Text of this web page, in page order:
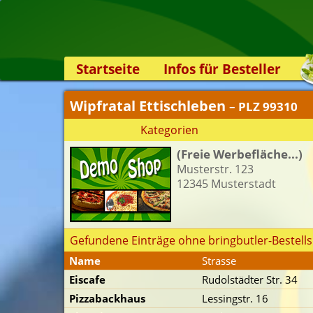
Startseite
Infos für Besteller
Lieferservice-App
Weiterempfehlen
Newsletter
Sicherheit
Kontakt
Wipfratal Ettischleben – PLZ 99310
Kategorien
(Freie Werbefläche...)
Musterstr. 123
12345 Musterstadt
Gefundene Einträge ohne bringbutler-
Name Strasse
Eiscafe
Rudolstädter Str. 34
Pizzabackhaus
Lessingstr. 16